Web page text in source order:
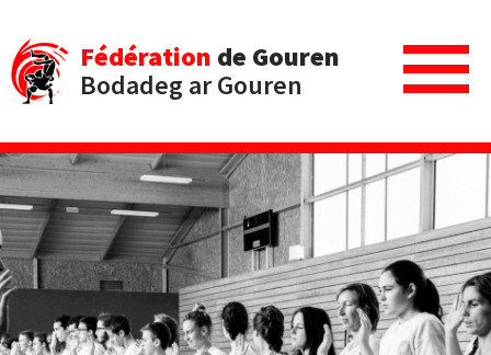
Fédération de Gouren
Bodadeg ar Gouren